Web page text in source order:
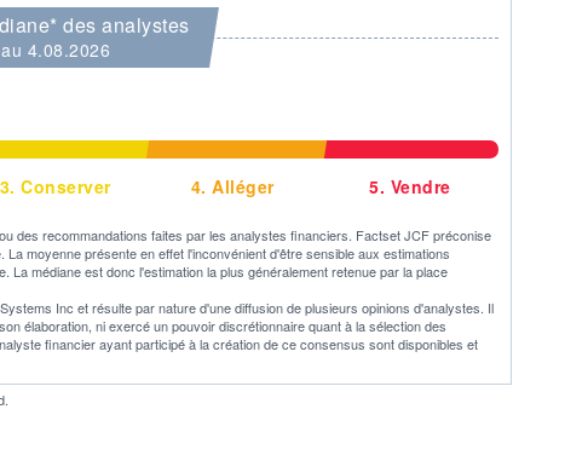
des analystes
au 4.08.2026
3. Conserver 4. Alléger 5. Vendre
des recommandations faites par les analystes financiers. Factset JCF préconise
moyenne présente en effet l'inconvénient d'être sensible aux estimations
La médiane est donc l'estimation la plus généralement retenue par la place
Inc et résulte par nature d'une diffusion de plusieurs opinions d'analystes. Il
élaboration, ni exercé un pouvoir discrétionnaire quant à la sélection des
financier ayant participé à la création de ce consensus sont disponibles et